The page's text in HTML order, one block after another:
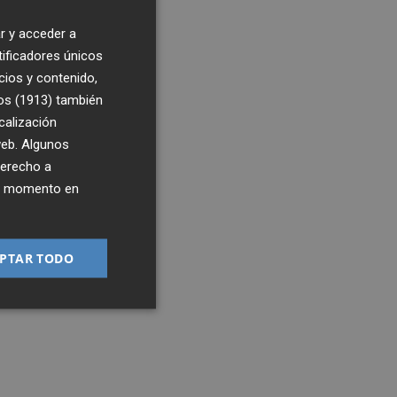
y acceder a
únicos
y contenido,
(1913) también
Algunos
a
momento en
TODO